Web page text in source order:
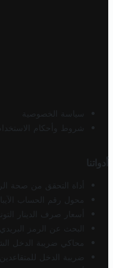
سياسة الخصوصية
شروط وأحكام
أدواتنا
أداة التحقق من صحة
محول رقم الحساب
أسعار صرف الدينار
البحث عن الرمز
محاكي ضريبة الدخل
ضريبة الدخل